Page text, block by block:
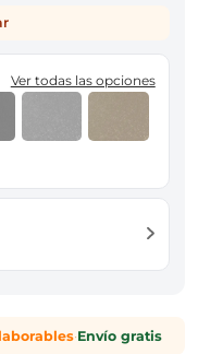
Ver todas las opciones
·Envío gratis